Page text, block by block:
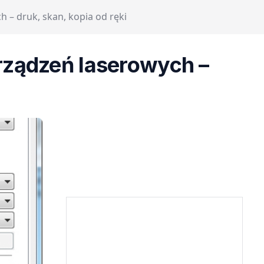
– druk, skan, kopia od ręki
laserowych –